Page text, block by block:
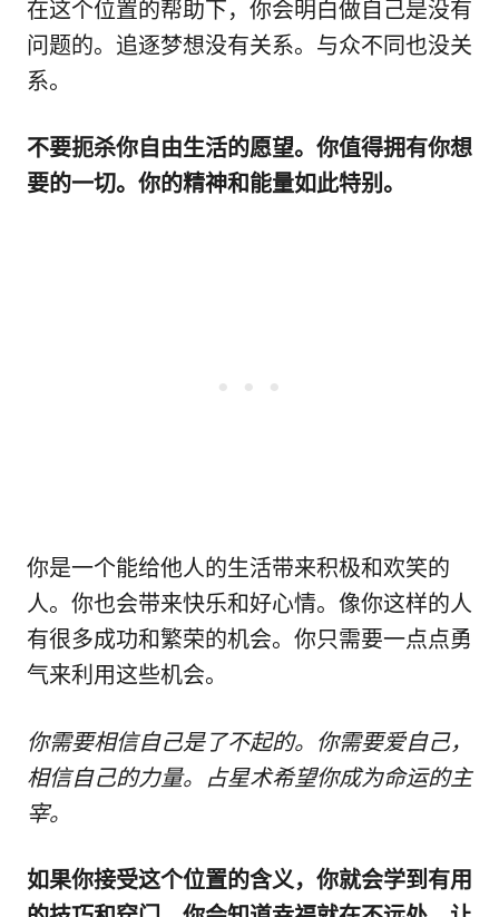
在这个位置的帮助下，你会明白做自己是没有
问题的。追逐梦想没有关系。与众不同也没关
系。
不要扼杀你自由生活的愿望。你值得拥有你想
要的一切。你的精神和能量如此特别。
你是一个能给他人的生活带来积极和欢笑的
人。你也会带来快乐和好心情。像你这样的人
有很多成功和繁荣的机会。你只需要一点点勇
气来利用这些机会。
你需要相信自己是了不起的。你需要爱自己，
相信自己的力量。占星术希望你成为命运的主
宰。
如果你接受这个位置的含义，你就会学到有用